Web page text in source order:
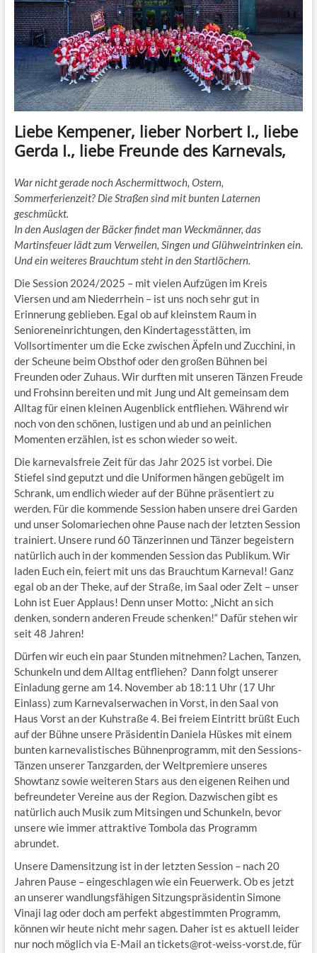
Liebe Kempener, lieber Norbert I., liebe
Gerda I., liebe Freunde des Karnevals,
War nicht gerade noch Aschermittwoch, Ostern,
Sommerferienzeit? Die Straßen sind mit bunten Laternen
geschmückt.
In den Auslagen der Bäcker findet man Weckmänner, das
Martinsfeuer lädt zum Verweilen, Singen und Glühweintrinken ein.
Und ein weiteres Brauchtum steht in den Startlöchern.
Die Session 2024/2025 – mit vielen Aufzügen im Kreis
Viersen und am Niederrhein – ist uns noch sehr gut in
Erinnerung geblieben. Egal ob auf kleinstem Raum in
Senioreneinrichtungen, den Kindertagesstätten, im
Vollsortimenter um die Ecke zwischen Äpfeln und Zucchini, in
der Scheune beim Obsthof oder den großen Bühnen bei
Freunden oder Zuhaus. Wir durften mit unseren Tänzen Freude
und Frohsinn bereiten und mit Jung und Alt gemeinsam dem
Alltag für einen kleinen Augenblick entfliehen. Während wir
noch von den schönen, lustigen und ab und an peinlichen
Momenten erzählen, ist es schon wieder so weit.
Die karnevalsfreie Zeit für das Jahr 2025 ist vorbei. Die
Stiefel sind geputzt und die Uniformen hängen gebügelt im
Schrank, um endlich wieder auf der Bühne präsentiert zu
werden. Für die kommende Session haben unsere drei Garden
und unser Solomariechen ohne Pause nach der letzten Session
trainiert. Unsere rund 60 Tänzerinnen und Tänzer begeistern
natürlich auch in der kommenden Session das Publikum. Wir
laden Euch ein, feiert mit uns das Brauchtum Karneval! Ganz
egal ob an der Theke, auf der Straße, im Saal oder Zelt – unser
Lohn ist Euer Applaus! Denn unser Motto: „Nicht an sich
denken, sondern anderen Freude schenken!“ Dafür stehen wir
seit 48 Jahren!
Dürfen wir euch ein paar Stunden mitnehmen? Lachen, Tanzen,
Schunkeln und dem Alltag entfliehen? Dann folgt unserer
Einladung gerne am 14. November ab 18:11 Uhr (17 Uhr
Einlass) zum Karnevalserwachen in Vorst, in den Saal von
Haus Vorst an der Kuhstraße 4. Bei freiem Eintritt brüßt Euch
auf der Bühne unsere Präsidentin Daniela Hüskes mit einem
bunten karnevalistisches Bühnenprogramm, mit den Sessions-
Tänzen unserer Tanzgarden, der Weltpremiere unseres
Showtanz sowie weiteren Stars aus den eigenen Reihen und
befreundeter Vereine aus der Region. Dazwischen gibt es
natürlich auch Musik zum Mitsingen und Schunkeln, bevor
unsere wie immer attraktive Tombola das Programm
abrundet.
Unsere Damensitzung ist in der letzten Session – nach 20
Jahren Pause – eingeschlagen wie ein Feuerwerk. Ob es jetzt
an unserer wandlungsfähigen Sitzungspräsidentin Simone
Vinaji lag oder doch am perfekt abgestimmten Programm,
können wir heute nicht mehr sagen. Daher ist es aktuell leider
nur noch möglich via E-Mail an tickets@rot-weiss-vorst.de, für